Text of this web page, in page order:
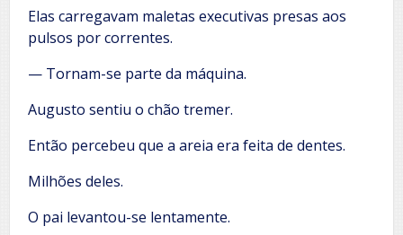
Elas carregavam maletas executivas presas aos
pulsos por correntes.
— Tornam-se parte da máquina.
Augusto sentiu o chão tremer.
Então percebeu que a areia era feita de dentes.
Milhões deles.
O pai levantou-se lentamente.